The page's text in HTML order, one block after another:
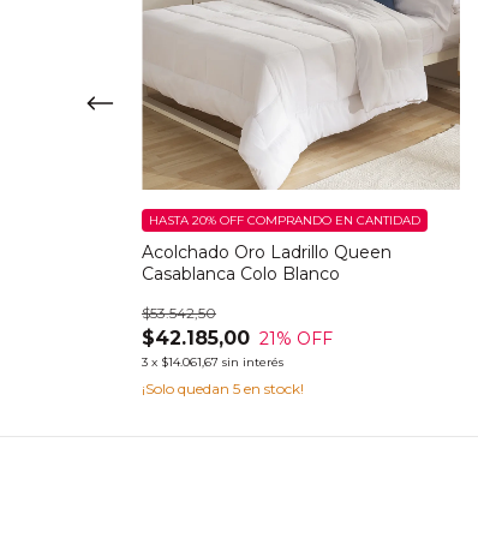
Acolchado Oro Ladrillo Queen
Casablanca Colo Blanco
$42.185,00
$53.542,50
21% OFF
3 x $14.061,67 sin interés
HASTA 20% OFF COMPRANDO EN CANTIDAD
¡Solo quedan 5 en stock!